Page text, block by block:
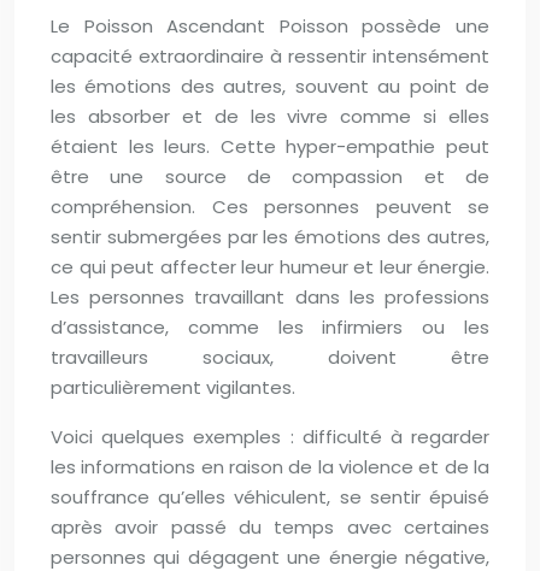
Le Poisson Ascendant Poisson possède une
capacité extraordinaire à ressentir intensément
les émotions des autres, souvent au point de
les absorber et de les vivre comme si elles
étaient les leurs. Cette hyper-empathie peut
être une source de compassion et de
compréhension. Ces personnes peuvent se
sentir submergées par les émotions des autres,
ce qui peut affecter leur humeur et leur énergie.
Les personnes travaillant dans les professions
d’assistance, comme les infirmiers ou les
travailleurs sociaux, doivent être
particulièrement vigilantes.
Voici quelques exemples : difficulté à regarder
les informations en raison de la violence et de la
souffrance qu’elles véhiculent, se sentir épuisé
après avoir passé du temps avec certaines
personnes qui dégagent une énergie négative,